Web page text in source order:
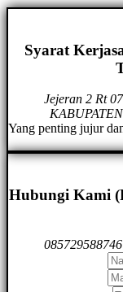
Syarat
Jejeran 2 Rt
Yang penting jujur
Hubungi Kami
085729588746